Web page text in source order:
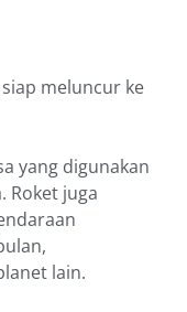
yang digunakan
Roket juga
lain.